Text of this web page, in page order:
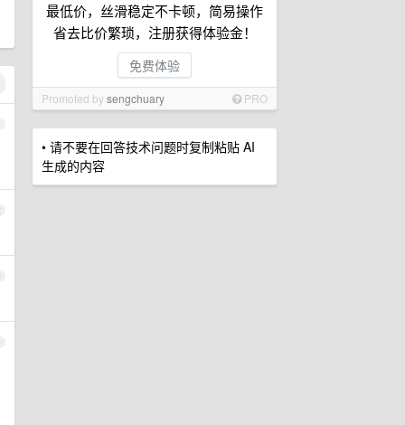
最低价，丝滑稳定不卡顿，简易操作
省去比价繁琐，注册获得体验金！
免费体验
Promoted bysengchuary PRO
• 请不要在回答技术问题时复制粘贴 AI
生成的内容